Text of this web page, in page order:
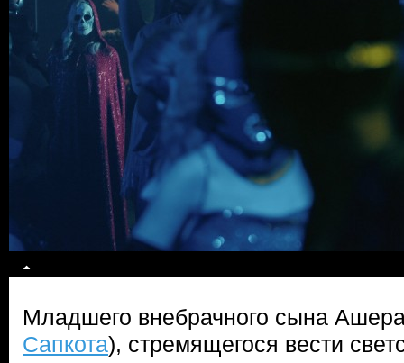
Младшего внебрачного сына
Сапкота), стремящегося вести